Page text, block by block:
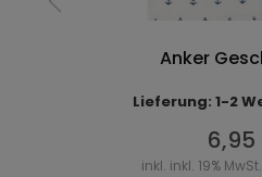
Anker
Lieferung: 1-2
inkl. inkl. 19%